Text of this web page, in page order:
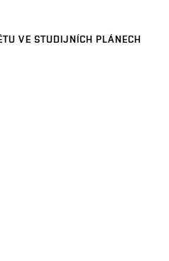
VE STUDIJNÍCH PLÁNECH